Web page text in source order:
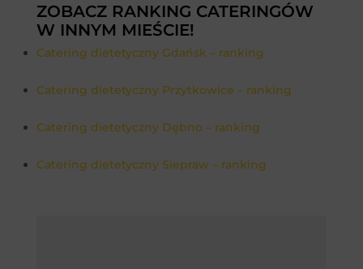
ZOBACZ RANKING CATERINGÓW
W INNYM MIEŚCIE!
Catering dietetyczny Gdańsk – ranking
Catering dietetyczny Przytkowice – ranking
Catering dietetyczny Dębno – ranking
Catering dietetyczny Siepraw – ranking